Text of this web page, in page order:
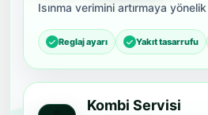
Isınma verimini artırmaya
Reglaj ayarı Yakıt tasarrufu
Kombi Servisi